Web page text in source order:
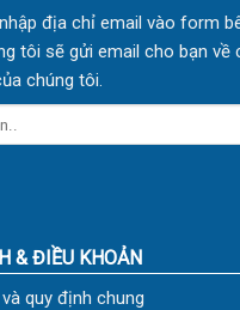
địa chỉ email vào form
tôi sẽ gửi email cho bạn về
chúng tôi.
& ĐIỀU KHOẢN
quy định chung